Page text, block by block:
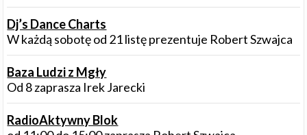
Dj’s Dance Charts
W każdą sobotę od 21 listę prezentuje Robert Szwajca
Baza Ludzi z Mgły
Od 8 zaprasza Irek Jarecki
RadioAktywny Blok